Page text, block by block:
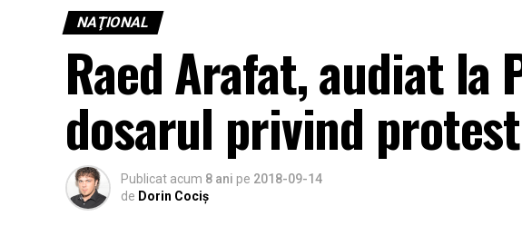
NAŢIONAL
Raed Arafat, audiat la
dosarul privind
Publicat acum 8 ani pe 2018-09-14
de Dorin Cociș